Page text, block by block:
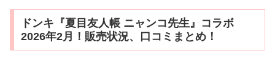
ドンキ『夏目友人帳 ニャンコ先生』コラボ
2026年2月！販売状況、口コミまとめ！